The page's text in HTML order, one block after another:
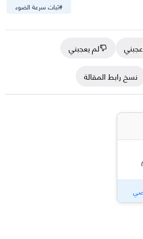
#ثبات سرعة الضوء
لم يعجبني
نسخ رابط المقالة